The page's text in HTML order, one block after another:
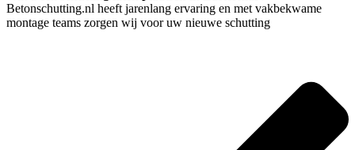
Betonschutting.nl heeft jarenlang ervaring en met vakbekwame
montage teams zorgen wij voor uw nieuwe schutting